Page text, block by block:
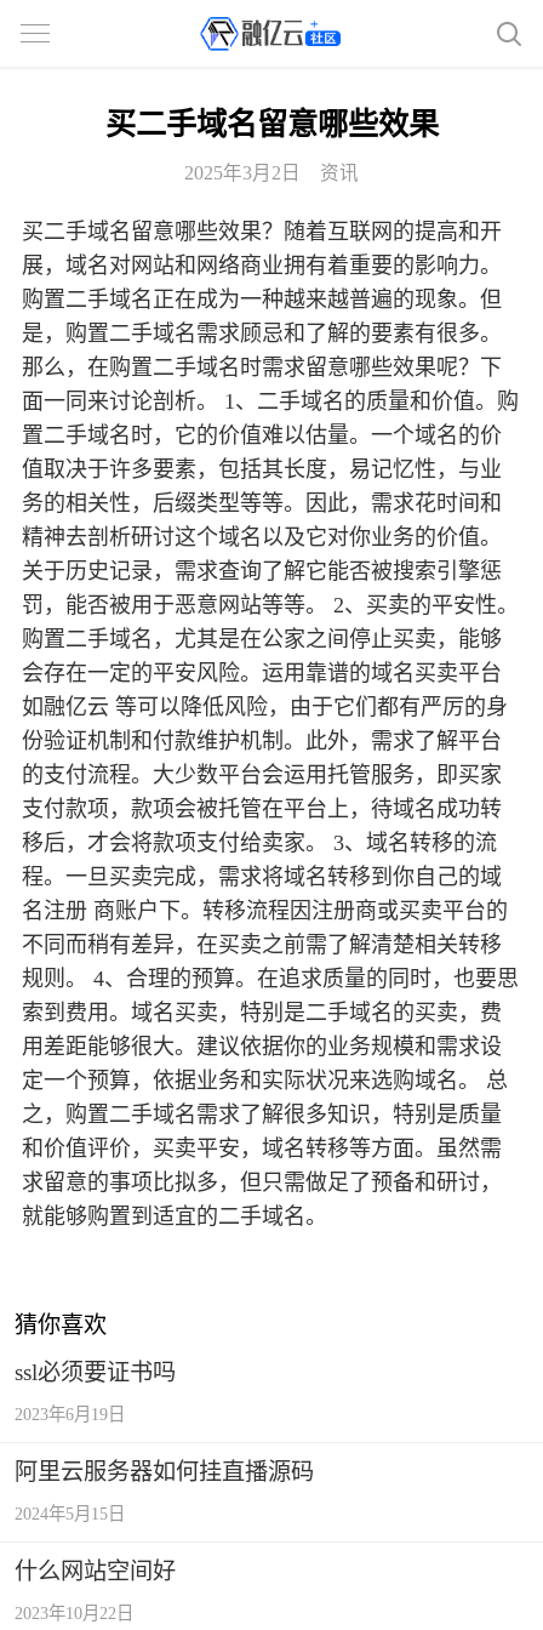
买二手域名留意哪些效果
2025年3月2日 资讯
买二手域名留意哪些效果？随着互联网的提高和开
展，域名对网站和网络商业拥有着重要的影响力。
购置二手域名正在成为一种越来越普遍的现象。但
是，购置二手域名需求顾忌和了解的要素有很多。
那么，在购置二手域名时需求留意哪些效果呢？下
面一同来讨论剖析。 1、二手域名的质量和价值。购
置二手域名时，它的价值难以估量。一个域名的价
值取决于许多要素，包括其长度，易记忆性，与业
务的相关性，后缀类型等等。因此，需求花时间和
精神去剖析研讨这个域名以及它对你业务的价值。
关于历史记录，需求查询了解它能否被搜索引擎惩
罚，能否被用于恶意网站等等。 2、买卖的平安性。
购置二手域名，尤其是在公家之间停止买卖，能够
会存在一定的平安风险。运用靠谱的域名买卖平台
如融亿云 等可以降低风险，由于它们都有严厉的身
份验证机制和付款维护机制。此外，需求了解平台
的支付流程。大少数平台会运用托管服务，即买家
支付款项，款项会被托管在平台上，待域名成功转
移后，才会将款项支付给卖家。 3、域名转移的流
程。一旦买卖完成，需求将域名转移到你自己的域
名注册 商账户下。转移流程因注册商或买卖平台的
不同而稍有差异，在买卖之前需了解清楚相关转移
规则。 4、合理的预算。在追求质量的同时，也要思
索到费用。域名买卖，特别是二手域名的买卖，费
用差距能够很大。建议依据你的业务规模和需求设
定一个预算，依据业务和实际状况来选购域名。 总
之，购置二手域名需求了解很多知识，特别是质量
和价值评价，买卖平安，域名转移等方面。虽然需
求留意的事项比拟多，但只需做足了预备和研讨，
就能够购置到适宜的二手域名。
猜你喜欢
ssl必须要证书吗
2023年6月19日
阿里云服务器如何挂直播源码
2024年5月15日
什么网站空间好
2023年10月22日